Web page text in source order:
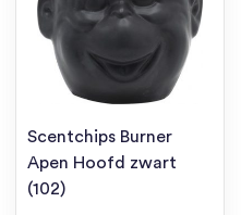
Scentchips Burner
Apen Hoofd zwart
(102)